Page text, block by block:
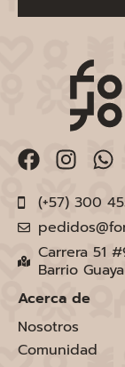
(+57) 300
Carrera 51
Barrio
Acerca de
Nosotros
Comunidad